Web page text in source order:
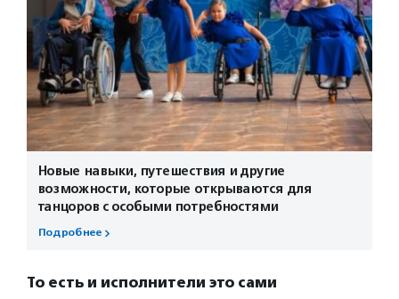
Новые навыки, путешествия и другие
возможности, которые открываются для
танцоров с особыми потребностями
Подробнее
То есть и исполнители это сами